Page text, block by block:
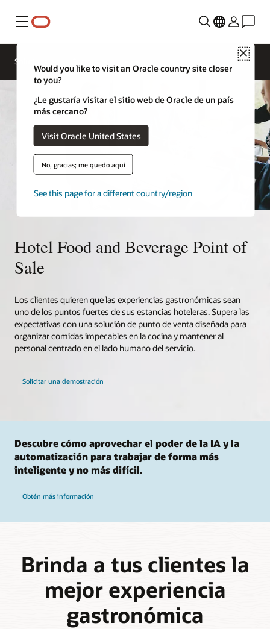
Menú
Close
Would you like to visit an Oracle country site closer
to you?
¿Le gustaría visitar el sitio web de Oracle de un país
más cercano?
Visit Oracle United States
No, gracias; me quedo aquí
See this page for a different country/region
Solutions
Comunicarse
con un
experto en
hotelería
Hotel Food and Beverage Point of
Sale
Los clientes quieren que las experiencias gastronómicas sean
uno de los puntos fuertes de sus estancias hoteleras. Supera las
expectativas con una solución de punto de venta diseñada para
organizar comidas impecables en la cocina y mantener al
personal centrado en el lado humano del servicio.
Solicitar una demostración
Descubre cómo aprovechar el poder de la IA y la
automatización para trabajar de forma más
inteligente y no más difícil.
Obtén más información
Brinda a tus clientes la
mejor experiencia
gastronómica